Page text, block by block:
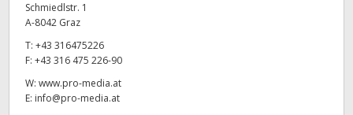
Schmiedlstr. 1
A-8042 Graz
T: +43 316475226
F: +43 316 475 226-90
W: www.pro-media.at
E: info@pro-media.at